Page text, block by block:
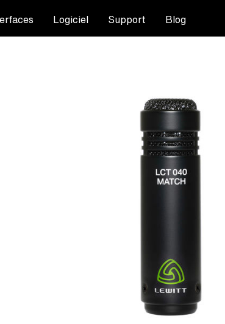
Logiciel Support Blog